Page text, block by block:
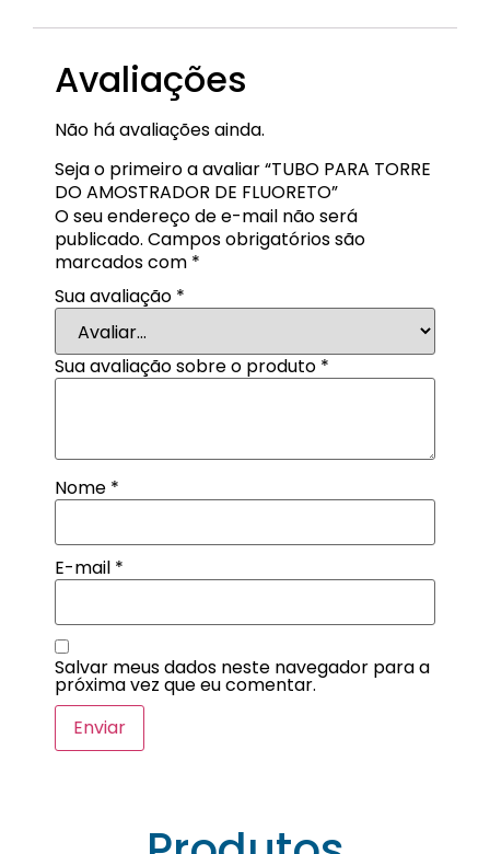
Avaliações
Não há avaliações ainda.
Seja o primeiro a avaliar “TUBO PARA TORRE
DO AMOSTRADOR DE FLUORETO”
O seu endereço de e-mail não será
publicado. Campos obrigatórios são
marcados com *
Sua avaliação *
Sua avaliação sobre o produto *
Nome *
E-mail *
Salvar meus dados neste navegador para a
próxima vez que eu comentar.